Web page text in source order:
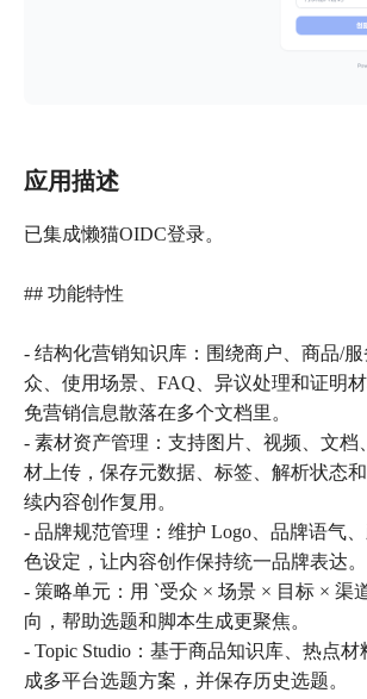
应用描述
已集成懒猫OIDC登录。
## 功能特性
- 结构化营销知识库：围绕商户、商品/
众、使用场景、FAQ、异议处理和证明
免营销信息散落在多个文档里。
- 素材资产管理：支持图片、视频、文档
材上传，保存元数据、标签、解析状态
续内容创作复用。
- 品牌规范管理：维护 Logo、品牌语气
色设定，让内容创作保持统一品牌表达。
- 策略单元：用 `受众 × 场景 × 目标 × 渠
向，帮助选题和脚本生成更聚焦。
- Topic Studio：基于商品知识库、热点
成多平台选题方案，并保存历史选题。